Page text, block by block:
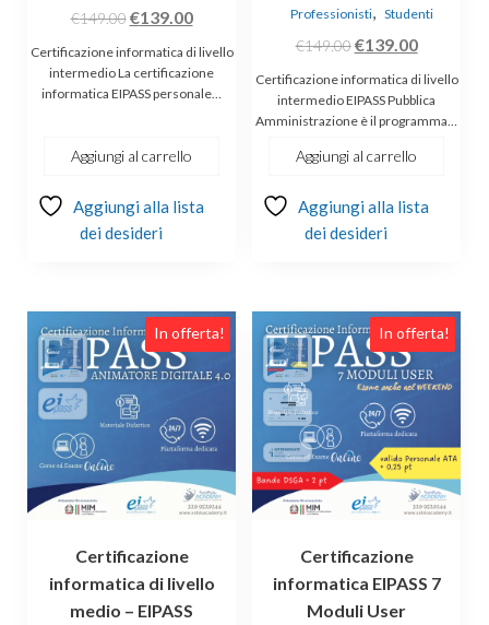
€149.00 Il
prezzo
originale
era:
€139.00Il
prezzo
attuale
è:
€139.00.
Certificazione informatica di livello
intermedio La certificazione
informatica EIPASS personale…
Aggiungi al carrello
Aggiungi alla lista
dei desideri
Professionisti, Studenti
€149.00Il
prezzo
originale
era:
€149.00.
€139.00Il
prezzo
attuale
è:
Certificazione informatica di livello
intermedio EIPASS Pubblica
Amministrazione è il programma…
Aggiungi al carrello
Aggiungi alla lista
dei desideri
In offerta!
Certificazione
informatica di livello
medio – EIPASS
In offerta!
Certificazione
informatica EIPASS 7
Moduli User